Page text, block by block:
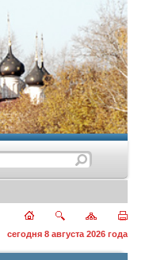
сегодня 8 августа 2026 года